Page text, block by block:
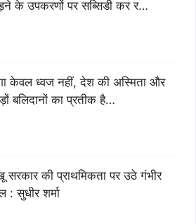
के उपकरणों पर सब्सिडी कर र…
केवल ध्वज नहीं, देश की अस्मिता और
बलिदानों का प्रतीक है…
सरकार की प्राथमिकता पर उठे गंभीर
: सुधीर शर्मा